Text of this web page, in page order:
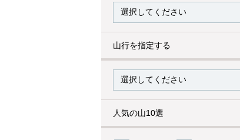
山行を指定する
人気の山10選